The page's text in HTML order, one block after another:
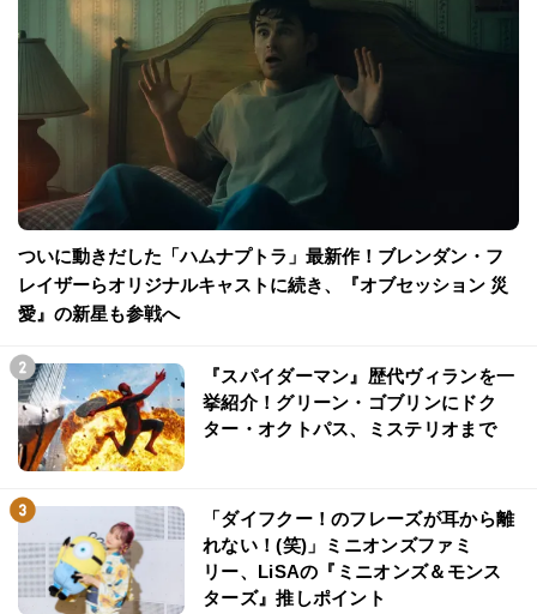
ついに動きだした「ハムナプトラ」最新作！ブレンダン・フ
レイザーらオリジナルキャストに続き、『オブセッション 災
愛』の新星も参戦へ
『スパイダーマン』歴代ヴィランを一
挙紹介！グリーン・ゴブリンにドク
ター・オクトパス、ミステリオまで
「ダイフクー！のフレーズが耳から離
れない！(笑)」ミニオンズファミ
リー、LiSAの『ミニオンズ＆モンス
ターズ』推しポイント